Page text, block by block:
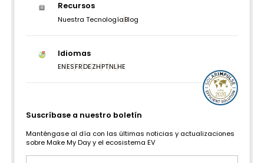
Recursos
Nuestra TecnologíaBlog
Idiomas
ENESFRDEZHPTNLHE
Suscríbase a nuestro boletín
Manténgase al día con las últimas noticias y actualizaciones
sobre Make My Day y el ecosistema EV